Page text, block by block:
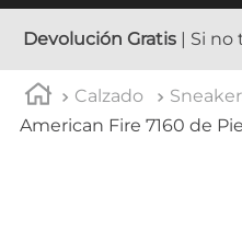
Devolución Gratis| Si no
Calzado
American Fire 7160 de
tenis hombre
5. tenis niña